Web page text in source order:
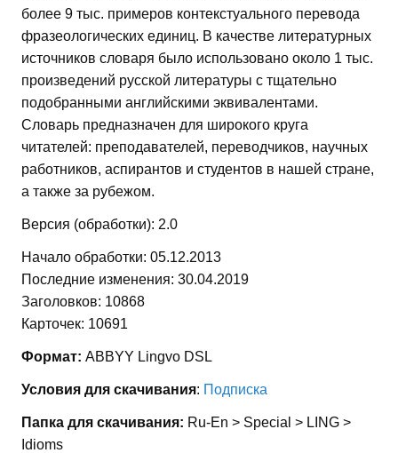
более 9 тыс. примеров контекстуального перевода
фразеологических единиц. В качестве литературных
источников словаря было использовано около 1 тыс.
произведений русской литературы с тщательно
подобранными английскими эквивалентами.
Словарь предназначен для широкого круга
читателей: преподавателей, переводчиков, научных
работников, аспирантов и студентов в нашей стране,
а также за рубежом.
Версия (обработки): 2.0
Начало обработки: 05.12.2013
Последние изменения: 30.04.2019
Заголовков: 10868
Карточек: 10691
Формат: ABBYY Lingvo DSL
Условия для скачивания: Подписка
Папка для скачивания: Ru-En > Special > LING >
Idioms